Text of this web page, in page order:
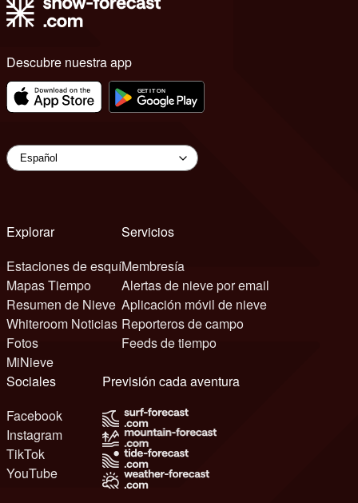
Descubre nuestra app
Explorar
Estaciones de esquí
Mapas Tiempo
Resumen de Nieve
Whiteroom Noticias
Fotos
MiNieve
Servicios
Membresía
Alertas de nieve por email
Aplicación móvil de nieve
Reporteros de campo
Feeds de tiempo
Sociales
Facebook
Instagram
TikTok
YouTube
Previsión cada aventura